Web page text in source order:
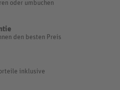
oder umbuchen
den besten Preis
inklusive